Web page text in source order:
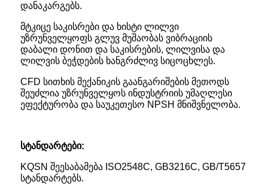
დანაკარგებს.
მტკიცე საკისრები და ხისტი ლილვი
უზრუნველყოფს გლუვ მუშაობას ვიბრაციის
დაბალი დონით და საკისრების, ლილვისა და
ლილვის ბეჭდების ხანგრძლივ სიცოცხლეს.
CFD სითხის მექანიკის გაანგარიშების მეთოდს
შეუძლია უზრუნველყოს ინდუსტრიის უმაღლესი
ეფექტურობა და საუკეთესო NPSH მნიშვნელობა.
სტანდარტები:
KQSN შეესაბამება ISO2548C, GB3216C, GB/T5657
სტანდარტებს.